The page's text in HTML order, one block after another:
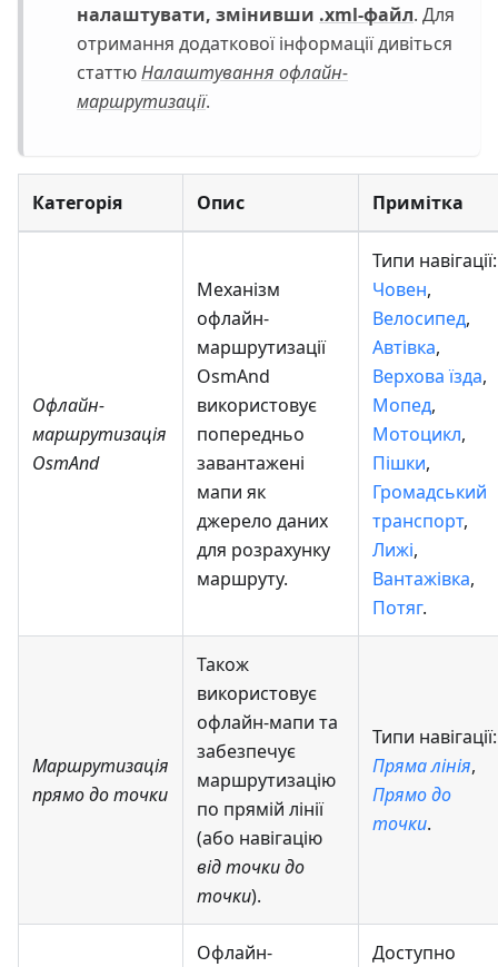
налаштувати, змінивши .xml-файл. Для
отримання додаткової інформації дивіться
статтюНалаштування офлайн-
маршрутизації.
Категорія Опис Примітка
Офлайн-
маршрутизація
OsmAnd
Механізм
офлайн-
маршрутизації
OsmAnd
використовує
попередньо
завантажені
мапи як
джерело даних
для розрахунку
маршруту.
Типи навігації:
Човен,
Велосипед,
Автівка,
Верхова їзда,
Мопед,
Мотоцикл,
Пішки,
Громадський
транспорт,
Лижі,
Вантажівка,
Потяг.
Маршрутизація
прямо до точки
Також
використовує
офлайн-мапи та
забезпечує
маршрутизацію
по прямій лінії
(або навігацію
від точки до
точки).
Типи навігації:
Пряма лінія,
Прямо до
точки.
Офлайн-
Доступно